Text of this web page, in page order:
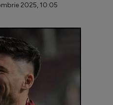
2025, 10:05
lase deconspirat în